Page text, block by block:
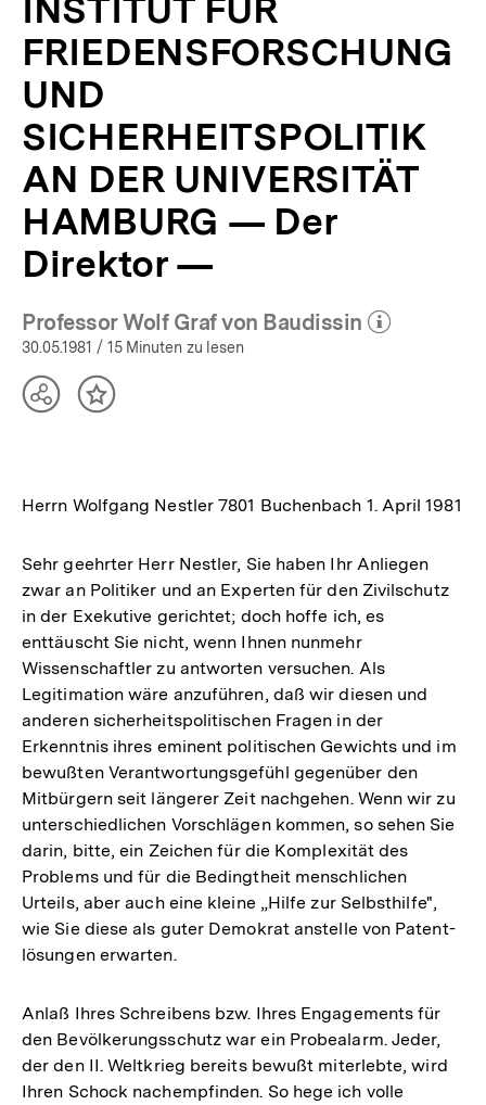
INSTITUT FÜR
FRIEDENSFORSCHUNG
UND
SICHERHEITSPOLITIK
AN DER UNIVERSITÄT
HAMBURG — Der
Direktor —
Professor Wolf Graf von Baudissin
(Mehr zum Autor)
30.05.1981 / 15 Minuten zu lesen
TeilenInhalt
Herrn Wolfgang Nestler 7801 Buchenbach 1. April 1981
Sehr geehrter Herr Nestler, Sie haben Ihr Anliegen
zwar an Politiker und an Experten für den Zivilschutz
in der Exekutive gerichtet; doch hoffe ich, es
enttäuscht Sie nicht, wenn Ihnen nunmehr
Wissenschaftler zu antworten versuchen. Als
Legitimation wäre anzuführen, daß wir diesen und
anderen sicherheitspolitischen Fragen in der
Erkenntnis ihres eminent politischen Gewichts und im
bewußten Verantwortungsgefühl gegenüber den
Mitbürgern seit längerer Zeit nachgehen. Wenn wir zu
unterschiedlichen Vorschlägen kommen, so sehen Sie
darin, bitte, ein Zeichen für die Komplexität des
Problems und für die Bedingtheit menschlichen
Urteils, aber auch eine kleine „Hilfe zur Selbsthilfe",
wie Sie diese als guter Demokrat anstelle von Patent-
lösungen erwarten.
Anlaß Ihres Schreibens bzw. Ihres Engagements für
den Bevölkerungsschutz war ein Probealarm. Jeder,
der den II. Weltkrieg bereits bewußt miterlebte, wird
Ihren Schock nachempfinden. So hege ich volle